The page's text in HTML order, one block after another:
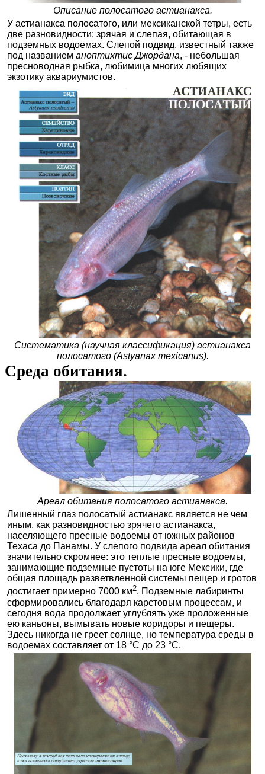
Описание полосатого астианакса.
У астианакса полосатого, или мексиканской тетры, есть
две разновидности: зрячая и слепая, обитающая в
подземных водоемах. Слепой подвид, известный также
под названием аноптихтис Джордана, - небольшая
пресноводная рыбка, любимица многих любящих
экзотику аквариумистов.
Систематика (научная классификация) астианакса
полосатого (Astyanax mexicanus).
Среда обитания.
Ареал обитания полосатого астианакса.
Лишенный глаз полосатый астианакс является не чем
иным, как разновидностью зрячего астианакса,
населяющего пресные водоемы от южных районов
Техаса до Панамы. У слепого подвида ареал обитания
значительно скромнее: это теплые пресные водоемы,
занимающие подземные пустоты на юге Мексики, где
общая площадь разветвленной системы пещер и гротов
достигает примерно 7000 км2. Подземные лабиринты
сформировались благодаря карстовым процессам, и
сегодня вода продолжает углублять уже проложенные
ею каньоны, вымывать новые коридоры и пещеры.
Здесь никогда не греет солнце, но температура среды в
водоемах составляет от 18 °С до 23 °С.